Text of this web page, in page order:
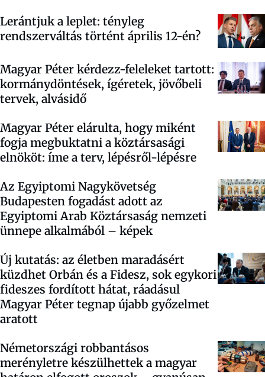
Lerántjuk a leplet: tényleg
rendszerváltás történt április 12-én?
Magyar Péter kérdezz-feleleket tartott:
kormánydöntések, ígéretek, jövőbeli
tervek, alvásidő
Magyar Péter elárulta, hogy miként
fogja megbuktatni a köztársasági
elnököt: íme a terv, lépésről-lépésre
Az Egyiptomi Nagykövetség
Budapesten fogadást adott az
Egyiptomi Arab Köztársaság nemzeti
ünnepe alkalmából – képek
Új kutatás: az életben maradásért
küzdhet Orbán és a Fidesz, sok egykori
fideszes fordított hátat, ráadásul
Magyar Péter tegnap újabb győzelmet
aratott
Németországi robbantásos
merényletre készülhettek a magyar